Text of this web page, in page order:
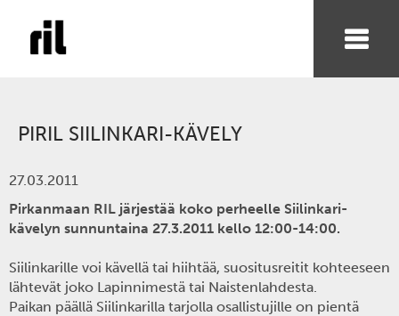
PIRIL SIILINKARI-KÄVELY
27.03.2011
Pirkanmaan RIL järjestää koko perheelle Siilinkari-
kävelyn sunnuntaina 27.3.2011 kello 12:00-14:00.
Siilinkarille voi kävellä tai hiihtää, suositusreitit kohteeseen
lähtevät joko Lapinnimestä tai Naistenlahdesta.
Paikan päällä Siilinkarilla tarjolla osallistujille on pientä